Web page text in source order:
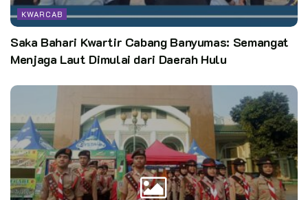
KWARCAB
Saka Bahari Kwartir Cabang Banyumas: Semangat
Menjaga Laut Dimulai dari Daerah Hulu